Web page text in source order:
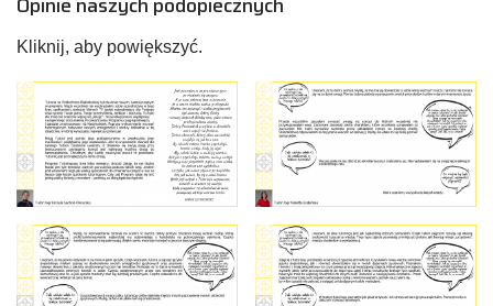
Kliknij, aby powiększyć.